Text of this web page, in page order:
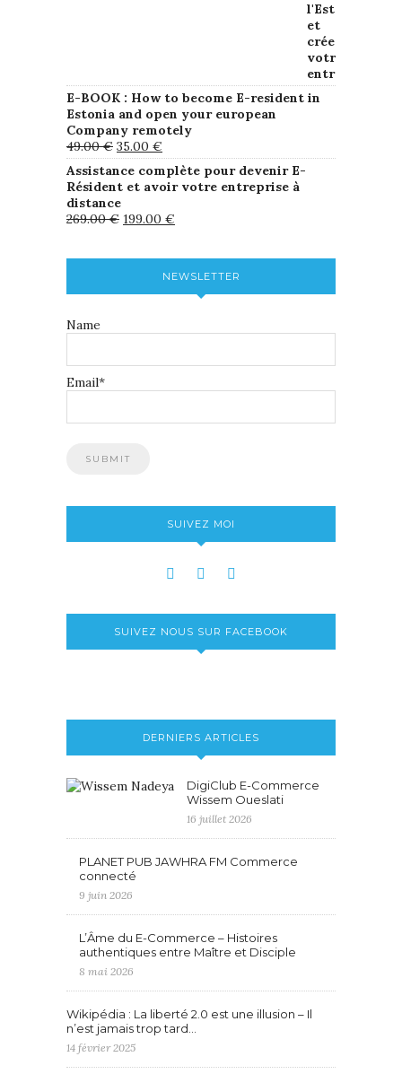
E-BOOK : How to become E-resident in
Estonia and open your european
Company remotely
49.00€ 35.00 €
Assistance complète pour devenir E-
Résident et avoir votre entreprise à
distance
269.00€ 199.00 €
NEWSLETTER
Name
Email*
SUIVEZ MOI
SUIVEZ NOUS SUR FACEBOOK
DERNIERS ARTICLES
DigiClub E-Commerce
Wissem Oueslati
16 juillet 2026
PLANET PUB JAWHRA FM Commerce
connecté
9 juin 2026
L’Âme du E-Commerce – Histoires
authentiques entre Maître et Disciple
8 mai 2026
Wikipédia : La liberté 2.0 est une illusion – Il
n’est jamais trop tard…
14 février 2025